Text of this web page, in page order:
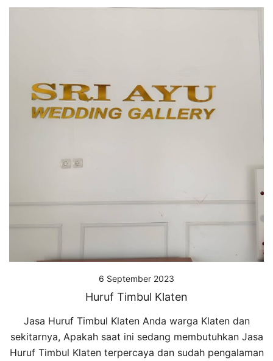
6 September 2023
Huruf Timbul Klaten
Jasa Huruf Timbul Klaten Anda warga Klaten dan
sekitarnya, Apakah saat ini sedang membutuhkan Jasa
Huruf Timbul Klaten terpercaya dan sudah pengalaman